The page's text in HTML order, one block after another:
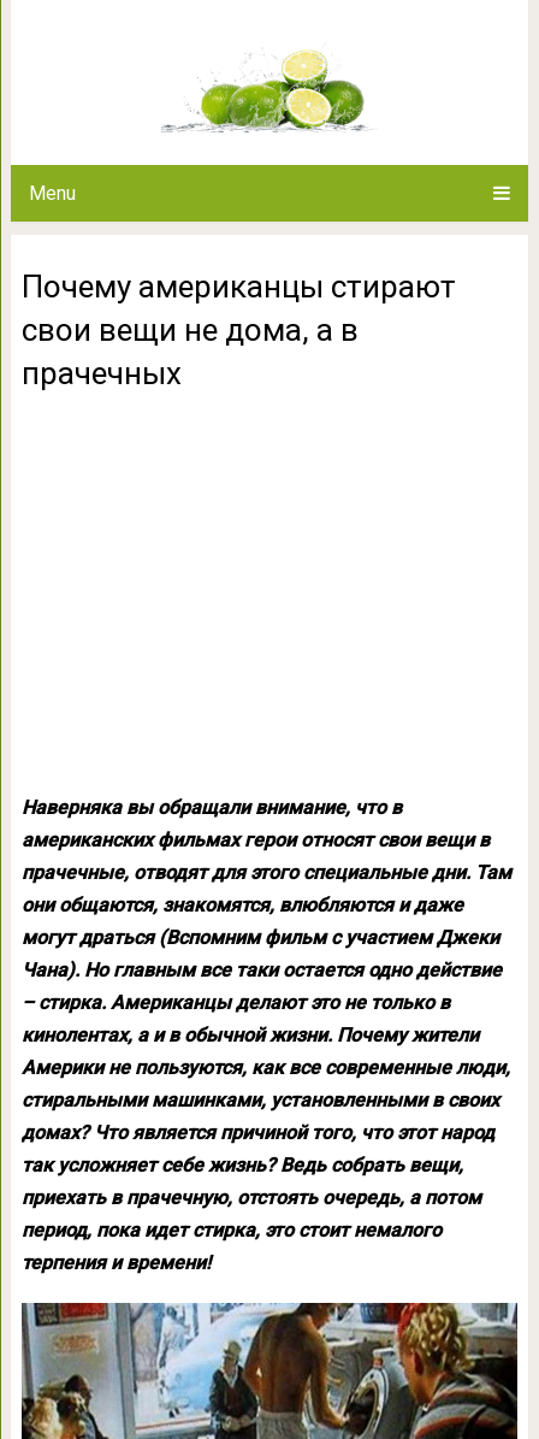
Menu
Почему американцы стирают
свои вещи не дома, а в
прачечных
Наверняка вы обращали внимание, что в
американских фильмах герои относят свои вещи в
прачечные, отводят для этого специальные дни. Там
они общаются, знакомятся, влюбляются и даже
могут драться (Вспомним фильм с участием Джеки
Чана). Но главным все таки остается одно действие
– стирка. Американцы делают это не только в
кинолентах, а и в обычной жизни. Почему жители
Америки не пользуются, как все современные люди,
стиральными машинками, установленными в своих
домах? Что является причиной того, что этот народ
так усложняет себе жизнь? Ведь собрать вещи,
приехать в прачечную, отстоять очередь, а потом
период, пока идет стирка, это стоит немалого
терпения и времени!